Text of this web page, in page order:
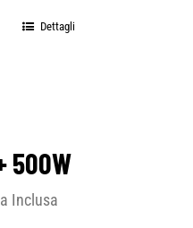
Dettagli
500W
Inclusa